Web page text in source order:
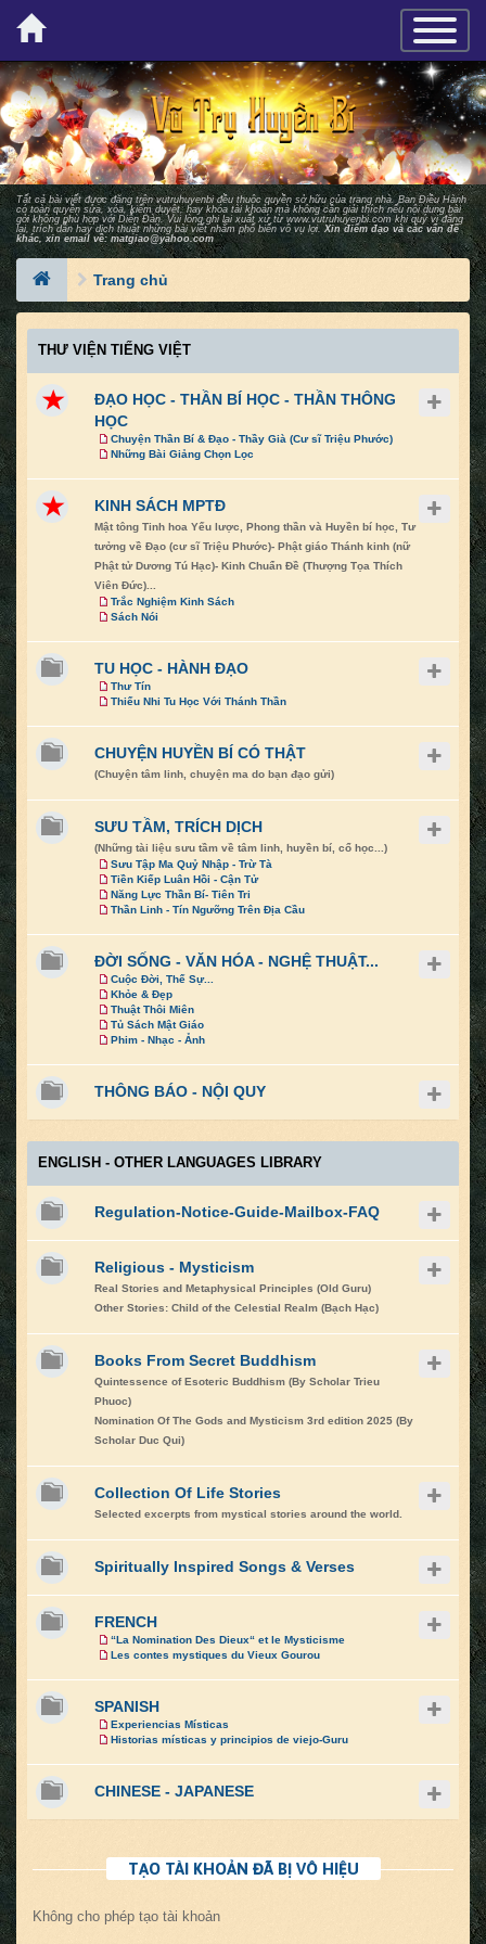
×
Tất cả bài viết được đăng trên vutruhuyenbi đều thuộc quyền sở hữu của trang nhà. Ban Ðiều Hành
có toàn quyền sửa, xóa, kiểm duyệt, hay khóa tài khoản mà không cần giải thích nếu nội dung bài
gởi không phù hợp với Diễn Ðàn. Vui lòng ghi lại xuất xứ từwww.vutruhuyenbi.comkhi quý vị đăng
lại, trích dẫn hay dịch thuật những bài viết nhằm phổ biến vô vụ lợi. Xin điểm đạo và các vấn đề
khác, xin email về: matgiao@yahoo.com
Trang chủ
THƯ VIỆN TIẾNG VIỆT
ĐẠO HỌC - THẦN BÍ HỌC - THẦN THÔNG
HỌC
Chuyện Thần Bí & Đạo - Thầy Già (Cư sĩ Triệu Phước)
Những Bài Giảng Chọn Lọc
KINH SÁCH MPTĐ
Mật tông Tinh hoa Yếu lược, Phong thần và Huyền bí học, Tư
tưởng về Đạo (cư sĩ Triệu Phước)- Phật giáo Thánh kinh (nữ
Phật tử Dương Tú Hạc)- Kinh Chuẩn Đề (Thượng Tọa Thích
Viên Đức)...
Trắc Nghiệm Kinh Sách
Sách Nói
TU HỌC - HÀNH ĐẠO
Thư Tín
Thiếu Nhi Tu Học Với Thánh Thần
CHUYỆN HUYỀN BÍ CÓ THẬT
(Chuyện tâm linh, chuyện ma do bạn đạo gửi)
SƯU TẦM, TRÍCH DỊCH
(Những tài liệu sưu tầm về tâm linh, huyền bí, cổ học...)
Sưu Tập Ma Quỷ Nhập - Trừ Tà
Tiền Kiếp Luân Hồi - Cận Tử
Năng Lực Thần Bí- Tiên Tri
Thần Linh - Tín Ngưỡng Trên Địa Cầu
ĐỜI SỐNG - VĂN HÓA - NGHỆ THUẬT...
Cuộc Đời, Thế Sự...
Khỏe & Đẹp
Thuật Thôi Miên
Tủ Sách Mật Giáo
Phim - Nhạc - Ảnh
THÔNG BÁO - NỘI QUY
ENGLISH - OTHER LANGUAGES LIBRARY
Regulation-Notice-Guide-Mailbox-FAQ
Religious - Mysticism
Real Stories and Metaphysical Principles (Old Guru)
Other Stories: Child of the Celestial Realm (Bạch Hạc)
Books From Secret Buddhism
Quintessence of Esoteric Buddhism (By Scholar Trieu
Phuoc)
Nomination Of The Gods and Mysticism 3rd edition 2025 (By
Scholar Duc Qui)
Collection Of Life Stories
Selected excerpts from mystical stories around the world.
Spiritually Inspired Songs & Verses
FRENCH
“La Nomination Des Dieux“ et le Mysticisme
Les contes mystiques du Vieux Gourou
SPANISH
Experiencias Místicas
Historias místicas y principios de viejo-Guru
CHINESE - JAPANESE
TẠO TÀI KHOẢN ĐÃ BỊ VÔ HIỆU
Không cho phép tạo tài khoản